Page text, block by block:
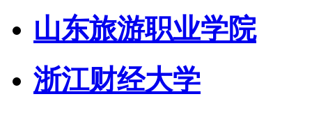
山东旅游职业学院
浙江财经大学